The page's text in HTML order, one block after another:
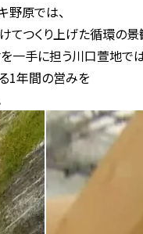
野原では、
てつくり上げた循環の景
一手に担う川口萱地で
1年間の営みを